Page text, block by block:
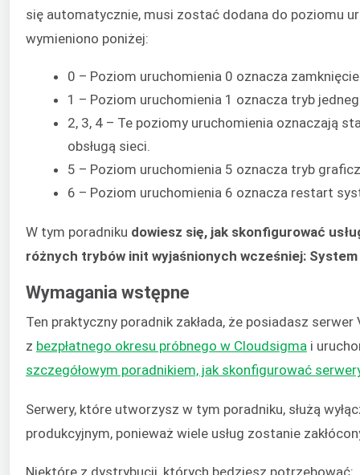
się automatycznie, musi zostać dodana do poziomu
wymieniono poniżej:
0 – Poziom uruchomienia 0 oznacza
1 – Poziom uruchomienia 1 oznacza tryb
2, 3, 4 – Te poziomy uruchomienia oznaczają
obsługą sieci.
5 – Poziom uruchomienia 5 oznacza tryb
6 – Poziom uruchomienia 6 oznacza restart
W tym poradniku dowiesz się, jak skonfigurować
różnych trybów init wyjaśnionych wcześniej:
Wymagania wstępne
Ten praktyczny poradnik zakłada, że posiadasz
z bezpłatnego okresu próbnego w Cloudsigma i
szczegółowym poradnikiem, jak skonfigurować
Serwery, które utworzysz w tym poradniku, służą
produkcyjnym, ponieważ wiele usług zostanie
Niektóre z dystrybucji, których będziesz potrzebować: